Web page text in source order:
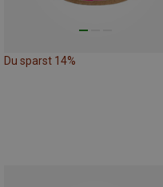
Du sparst 14%